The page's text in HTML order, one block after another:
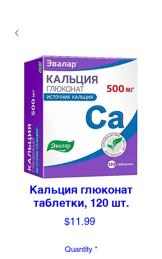
Кальция глюконат
таблетки, 120 шт.
$11.99Price
Quantity *